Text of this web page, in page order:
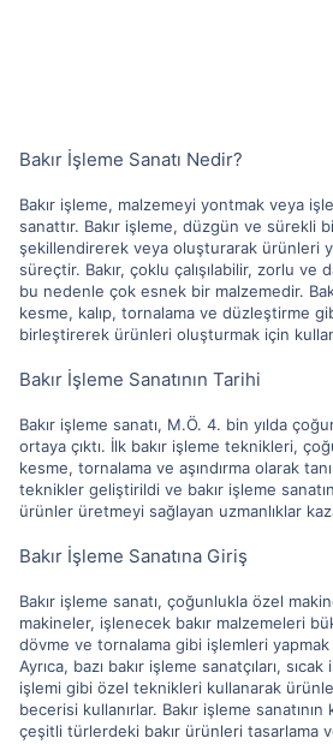
Bakır İşleme Sanatı Nedir?
Bakır işleme, malzemeyi yontmak veya
sanattır. Bakır işleme, düzgün ve sürekli
şekillendirerek veya oluşturarak ürünleri
süreçtir. Bakır, çoklu çalışılabilir, zorlu ve
bu nedenle çok esnek bir malzemedir.
kesme, kalıp, tornalama ve düzleştirme
birleştirerek ürünleri oluşturmak için
Bakır İşleme Sanatının Tarihi
Bakır işleme sanatı, M.Ö. 4. bin yılda
ortaya çıktı. İlk bakır işleme teknikleri,
kesme, tornalama ve aşındırma olarak
teknikler geliştirildi ve bakır işleme
ürünler üretmeyi sağlayan uzmanlıklar
Bakır İşleme Sanatına Giriş
Bakır işleme sanatı, çoğunlukla özel
makineler, işlenecek bakır malzemeleri
dövme ve tornalama gibi işlemleri yapmak
Ayrıca, bazı bakır işleme sanatçıları,
işlemi gibi özel teknikleri kullanarak
becerisi kullanırlar. Bakır işleme sanatının
çeşitli türlerdeki bakır ürünleri tasarlama